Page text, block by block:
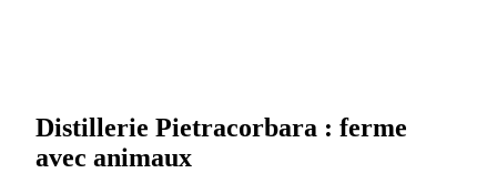
Distillerie Pietracorbara : ferme
avec animaux